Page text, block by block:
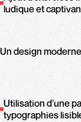
ludique et
Un design
Utilisation d’une
typographies